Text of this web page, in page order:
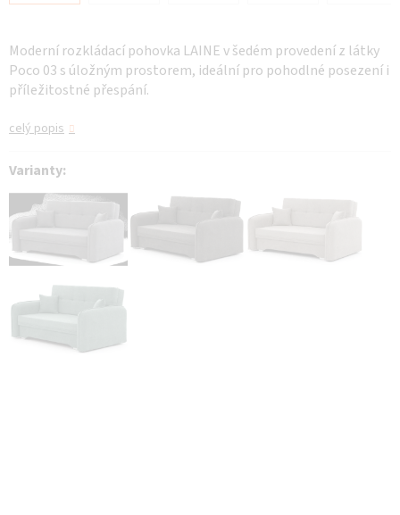
Moderní rozkládací pohovka LAINE v šedém provedení z látky
Poco 03 s úložným prostorem, ideální pro pohodlné posezení i
příležitostné přespání.
celý popis
Varianty: